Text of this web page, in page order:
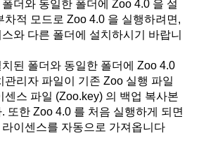
더와 동일한 폴더에 Zoo 4.0 을 설
차적 모드로 Zoo 4.0 을 실행하려면,
와 다른 폴더에 설치하시기 바랍니
된 폴더와 동일한 폴더에 Zoo 4.0
관리자 파일이 기존 Zoo 실행 파일
센스 파일 (Zoo.key) 의 백업 복사본
또한 Zoo 4.0 를 처음 실행하게 되면
이센스를 자동으로 가져옵니다